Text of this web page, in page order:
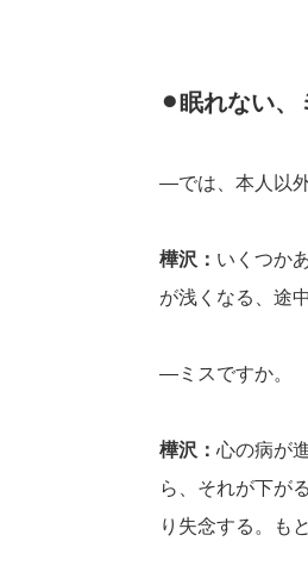
⚫︎眠れない
―では、本人以
樺沢： いくつか
が浅くなる、途
―ミスですか。
樺沢：心の病が
ら、それが下が
り失念する。も